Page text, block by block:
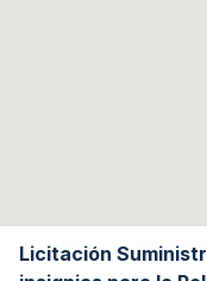
Licitación